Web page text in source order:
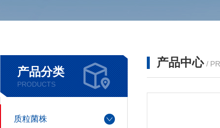
产品分类
PRODUCTS
质粒菌株
产品中心 /